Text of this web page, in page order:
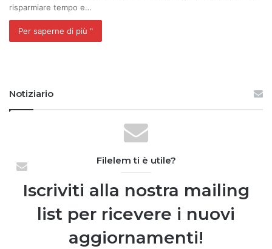
risparmiare tempo e…
Per saperne di più "
Notiziario
Filelem ti è utile?
Iscriviti alla nostra mailing
list per ricevere i nuovi
aggiornamenti!